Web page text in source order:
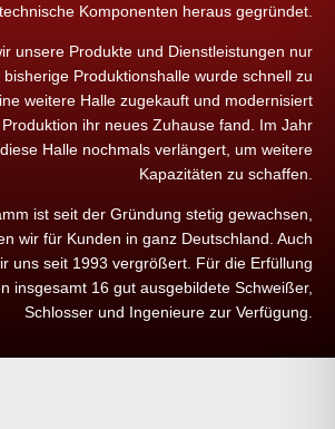
Komponenten heraus gegründet.
unsere Produkte und Dienstleistungen nur
Produktionshalle wurde schnell zu
weitere Halle zugekauft und modernisiert
ihr neues Zuhause fand. Im Jahr
Halle nochmals verlängert, um weitere
Kapazitäten zu schaffen.
ist seit der Gründung stetig gewachsen,
wir für Kunden in ganz Deutschland. Auch
uns seit 1993 vergrößert. Für die Erfüllung
insgesamt 16 gut ausgebildete Schweißer,
Schlosser und Ingenieure zur Verfügung.